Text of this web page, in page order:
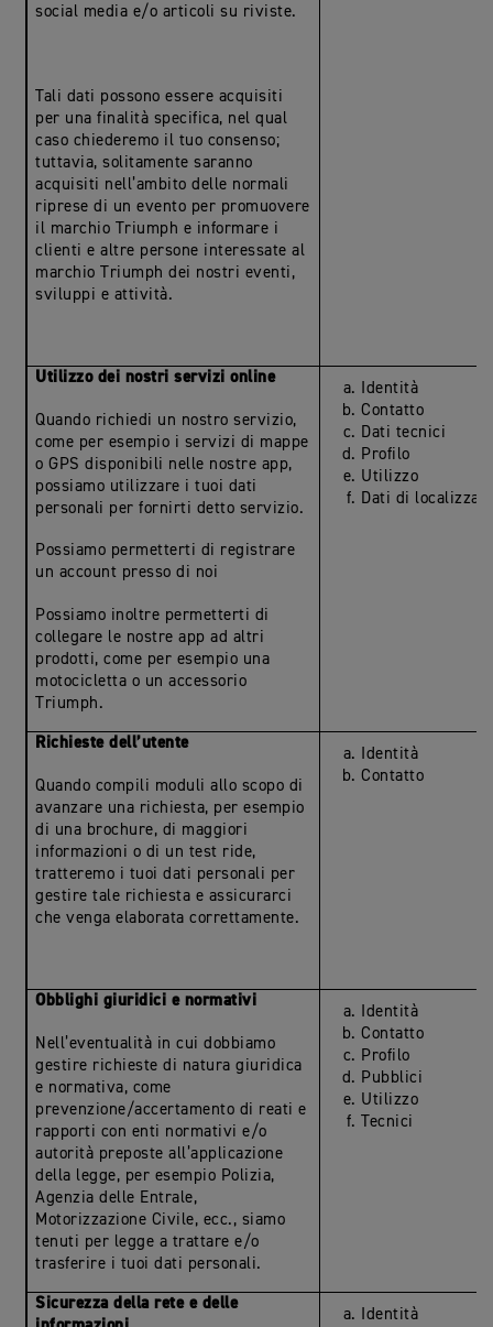
social media e/o articoli su riviste.
Tali dati possono essere acquisiti
per una finalità specifica, nel qual
caso chiederemo il tuo consenso;
tuttavia, solitamente saranno
acquisiti nell’ambito delle normali
riprese di un evento per promuovere
il marchio Triumph e informare i
clienti e altre persone interessate al
marchio Triumph dei nostri eventi,
sviluppi e attività.
Utilizzo dei nostri servizi online
Quando richiedi un nostro servizio,
come per esempio i servizi di mappe
o GPS disponibili nelle nostre app,
possiamo utilizzare i tuoi dati
personali per fornirti detto servizio.
Possiamo permetterti di registrare
un account presso di noi
Possiamo inoltre permetterti di
collegare le nostre app ad altri
prodotti, come per esempio una
motocicletta o un accessorio
Triumph.
Identità
Contatto
Dati tecnici
Profilo
Utilizzo
Dati di
Richieste dell’utente
Quando compili moduli allo scopo di
avanzare una richiesta, per esempio
di una brochure, di maggiori
informazioni o di un test ride,
tratteremo i tuoi dati personali per
gestire tale richiesta e assicurarci
che venga elaborata correttamente.
Identità
Contatto
Obblighi giuridici e normativi
Nell’eventualità in cui dobbiamo
gestire richieste di natura giuridica
e normativa, come
prevenzione/accertamento di reati e
rapporti con enti normativi e/o
autorità preposte all’applicazione
della legge, per esempio Polizia,
Agenzia delle Entrale,
Motorizzazione Civile, ecc., siamo
tenuti per legge a trattare e/o
trasferire i tuoi dati personali.
Identità
Contatto
Profilo
Pubblici
Utilizzo
Tecnici
Sicurezza della rete e delle
Identità